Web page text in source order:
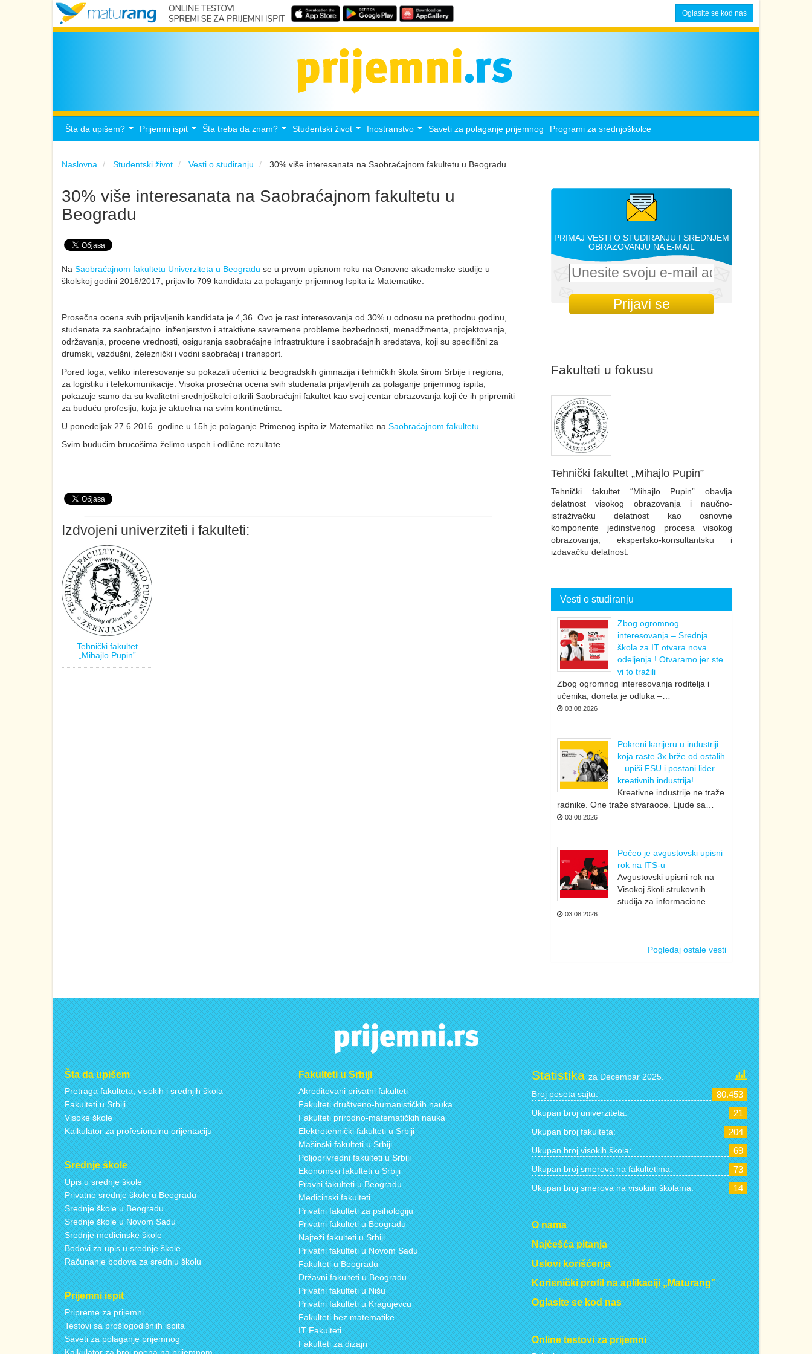
Oglasite se kod nas
Šta da upišem? Prijemni ispit Šta treba da znam? Studentski život Inostranstvo Saveti za polaganje prijemnog Programi za srednjoškolce
Naslovna Studentski život Vesti o studiranju 30% više interesanata na Saobraćajnom fakultetu u Beogradu
30% više interesanata na Saobraćajnom fakultetu u
Beogradu
Na Saobraćajnom fakultetu Univerziteta u Beogradu se u prvom upisnom roku na Osnovne akademske studije u
školskoj godini 2016/2017, prijavilo 709 kandidata za polaganje prijemnog Ispita iz Matematike.
Prosečna ocena svih prijavljenih kandidata je 4,36. Ovo je rast interesovanja od 30% u odnosu na prethodnu godinu,
studenata za saobraćajno inženjerstvo i atraktivne savremene probleme bezbednosti, menadžmenta, projektovanja,
održavanja, procene vrednosti, osiguranja saobraćajne infrastrukture i saobraćajnih sredstava, koji su specifični za
drumski, vazdušni, železnički i vodni saobraćaj i transport.
Pored toga, veliko interesovanje su pokazali učenici iz beogradskih gimnazija i tehničkih škola širom Srbije i regiona,
za logistiku i telekomunikacije. Visoka prosečna ocena svih studenata prijavljenih za polaganje prijemnog ispita,
pokazuje samo da su kvalitetni srednjoškolci otkrili Saobraćajni fakultet kao svoj centar obrazovanja koji će ih pripremiti
za buduću profesiju, koja je aktuelna na svim kontinetima.
U ponedeljak 27.6.2016. godine u 15h je polaganje Primenog ispita iz Matematike na Saobraćajnom fakultetu
Svim budućim brucošima želimo uspeh i odlične rezultate.
Izdvojeni univerziteti i fakulteti:
Tehnički fakultet
„Mihajlo Pupin”
PRIMAJ VESTI O STUDIRANJU I SREDNJEM
OBRAZOVANJU NA E-MAIL
Fakulteti u fokusu
Tehnički fakultet „Mihajlo Pupin”
Tehnički fakultet “Mihajlo Pupin” obavlja
delatnost visokog obrazovanja i naučno-
istraživačku delatnost kao osnovne
komponente jedinstvenog procesa visokog
obrazovanja, ekspertsko-konsultantsku i
izdavačku delatnost.
Vesti o studiranju
Zbog ogromnog
interesovanja – Srednja
škola za IT otvara nova
odeljenja ! Otvaramo jer ste
vi to tražili
Zbog ogromnog interesovanja roditelja i
učenika, doneta je odluka –…
03.08.2026
Pokreni karijeru u industriji
koja raste 3x brže od ostalih
– upiši FSU i postani lider
kreativnih industrija!
Kreativne industrije ne traže
radnike. One traže stvaraoce. Ljude sa…
03.08.2026
Počeo je avgustovski upisni
rok na ITS-u
Avgustovski upisni rok na
Visokoj školi strukovnih
studija za informacione…
03.08.2026
Pogledaj ostale vesti
Šta da upišem
Pretraga fakulteta, visokih i srednjih škola
Fakulteti u Srbiji
Visoke škole
Kalkulator za profesionalnu orijentaciju
Srednje škole
Upis u srednje škole
Privatne srednje škole u Beogradu
Srednje škole u Beogradu
Srednje škole u Novom Sadu
Srednje medicinske škole
Bodovi za upis u srednje škole
Računanje bodova za srednju školu
Prijemni ispit
Pripreme za prijemni
Testovi sa prošlogodišnjih ispita
Saveti za polaganje prijemnog
Fakulteti u Srbiji
Akreditovani privatni fakulteti
Fakulteti društveno-humanističkih nauka
Fakulteti prirodno-matematičkih nauka
Elektrotehnički fakulteti u Srbiji
Mašinski fakulteti u Srbiji
Poljoprivredni fakulteti u Srbiji
Ekonomski fakulteti u Srbiji
Pravni fakulteti u Beogradu
Medicinski fakulteti
Privatni fakulteti za psihologiju
Privatni fakulteti u Beogradu
Najteži fakulteti u Srbiji
Privatni fakulteti u Novom Sadu
Fakulteti u Beogradu
Državni fakulteti u Beogradu
Privatni fakulteti u Nišu
Privatni fakulteti u Kragujevcu
Fakulteti bez matematike
IT Fakulteti
Fakulteti za dizajn
Statistikaza Decembar 2025.
Broj poseta sajtu: 80.453
Ukupan broj univerziteta: 21
Ukupan broj fakulteta: 204
Ukupan broj visokih škola: 69
Ukupan broj smerova na fakultetima: 73
Ukupan broj smerova na visokim školama: 14
O nama
Najčešća pitanja
Uslovi korišćenja
Korisnički profil na aplikaciji „Maturang”
Oglasite se kod nas
Online testovi za prijemni